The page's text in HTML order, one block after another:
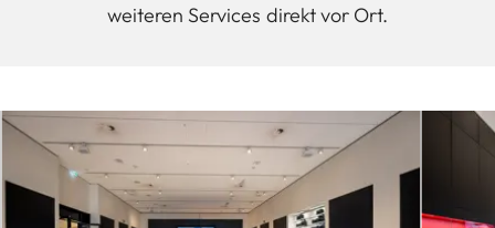
weiteren Services direkt vor Ort.